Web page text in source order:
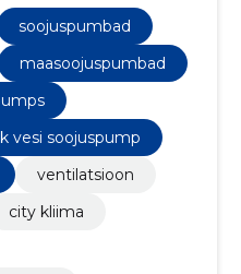
soojuspumbad
maasoojuspumbad
vesi soojuspump
ventilatsioon
city kliima